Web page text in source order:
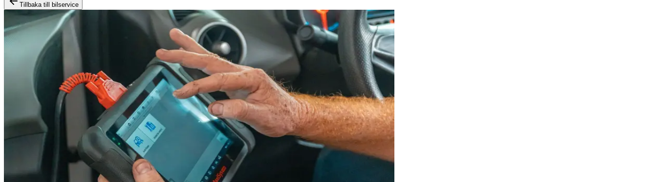
Tillbaka till bilservice